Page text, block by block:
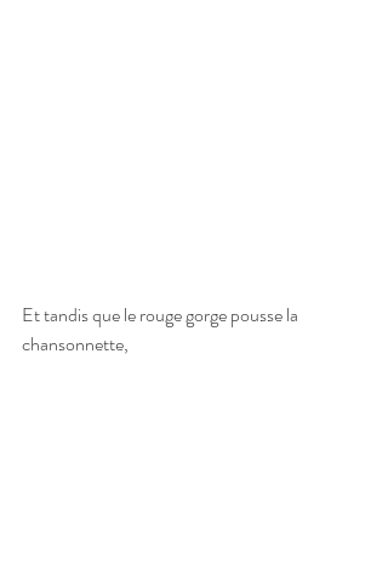
Et tandis que le rouge gorge pousse la
chansonnette,